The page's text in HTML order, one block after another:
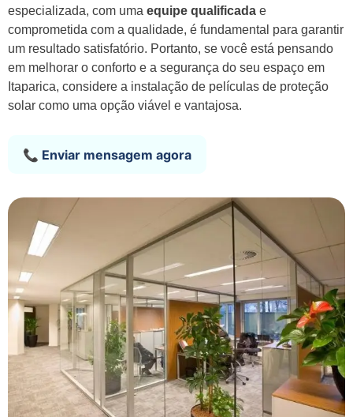
especializada, com uma equipe qualificada e
comprometida com a qualidade, é fundamental para garantir
um resultado satisfatório. Portanto, se você está pensando
em melhorar o conforto e a segurança do seu espaço em
Itaparica, considere a instalação de películas de proteção
solar como uma opção viável e vantajosa.
📞 Enviar mensagem agora